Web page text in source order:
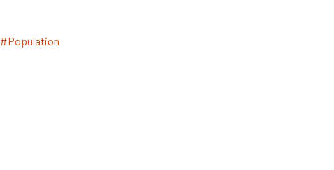
#Population